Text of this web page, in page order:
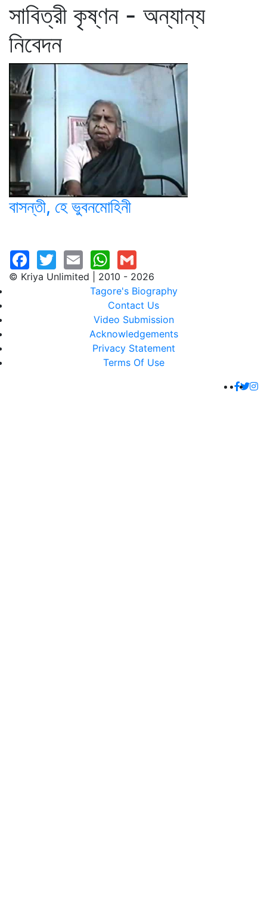
সাবিত্রী কৃষ্ণন - অন্যান্য
নিবেদন
বাসন্তী, হে ভুবনমোহিনী
© Kriya Unlimited | 2010 - 2026
Tagore's Biography
Contact Us
Video Submission
Acknowledgements
Privacy Statement
Terms Of Use